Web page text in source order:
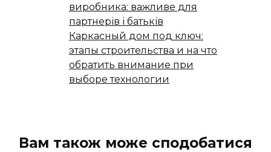
виробника: важливе для
партнерів і батьків
Каркасный дом под ключ:
этапы строительства и на что
обратить внимание при
выборе технологии
Вам також може сподобатися